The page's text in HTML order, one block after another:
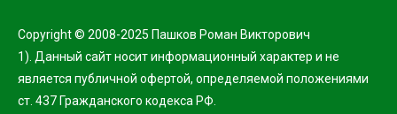
Copyright © 2008-2025 Пашков Роман Викторович
1). Данный сайт носит информационный характер и не
является публичной офертой, определяемой положениями
ст. 437 Гражданского кодекса РФ.